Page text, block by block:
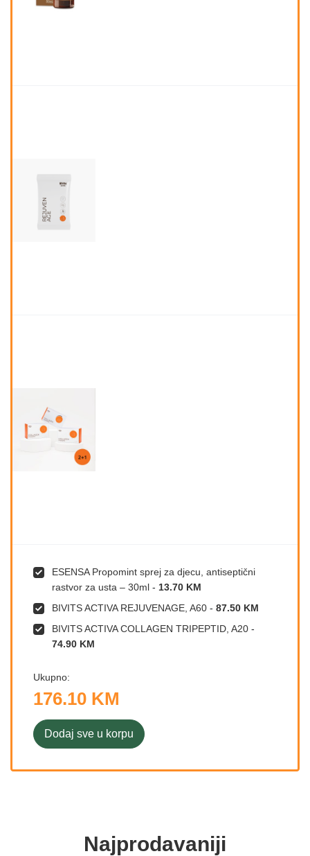
ESENSA Propomint sprej za djecu, antiseptični
rastvor za usta – 30ml - 13.70 KM
BIVITS ACTIVA REJUVENAGE, A60 - 87.50 KM
BIVITS ACTIVA COLLAGEN TRIPEPTID, A20 -
74.90 KM
Ukupno:
176.10 KM
Dodaj sve u korpu
Najprodavaniji